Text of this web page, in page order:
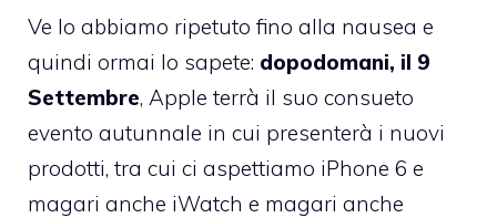
Ve lo abbiamo ripetuto fino alla nausea e
quindi ormai lo sapete: dopodomani, il 9
Settembre, Apple terrà il suo consueto
evento autunnale in cui presenterà i nuovi
prodotti, tra cui ci aspettiamo iPhone 6 e
magari anche iWatch e magari anche